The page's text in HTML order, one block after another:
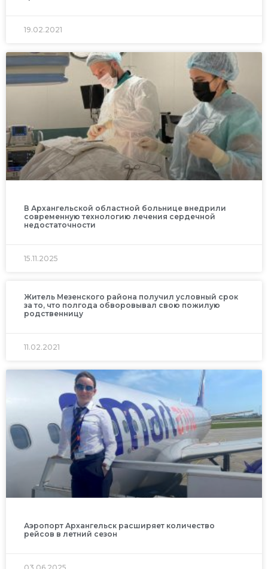
19.02.2021
В Архангельской областной больнице внедрили
современную технологию лечения сердечной
недостаточности
15.11.2025
Житель Мезенского района получил условный срок
за то, что полгода обворовывал свою пожилую
родственницу
11.02.2021
Аэропорт Архангельск расширяет количество
рейсов в летний сезон